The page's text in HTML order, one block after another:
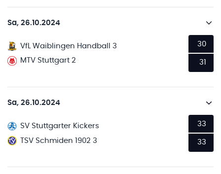
Sa, 26.10.2024
VfL Waiblingen Handball 3
MTV Stuttgart 2
30
31
Sa, 26.10.2024
SV Stuttgarter Kickers
TSV Schmiden 1902 3
33
33